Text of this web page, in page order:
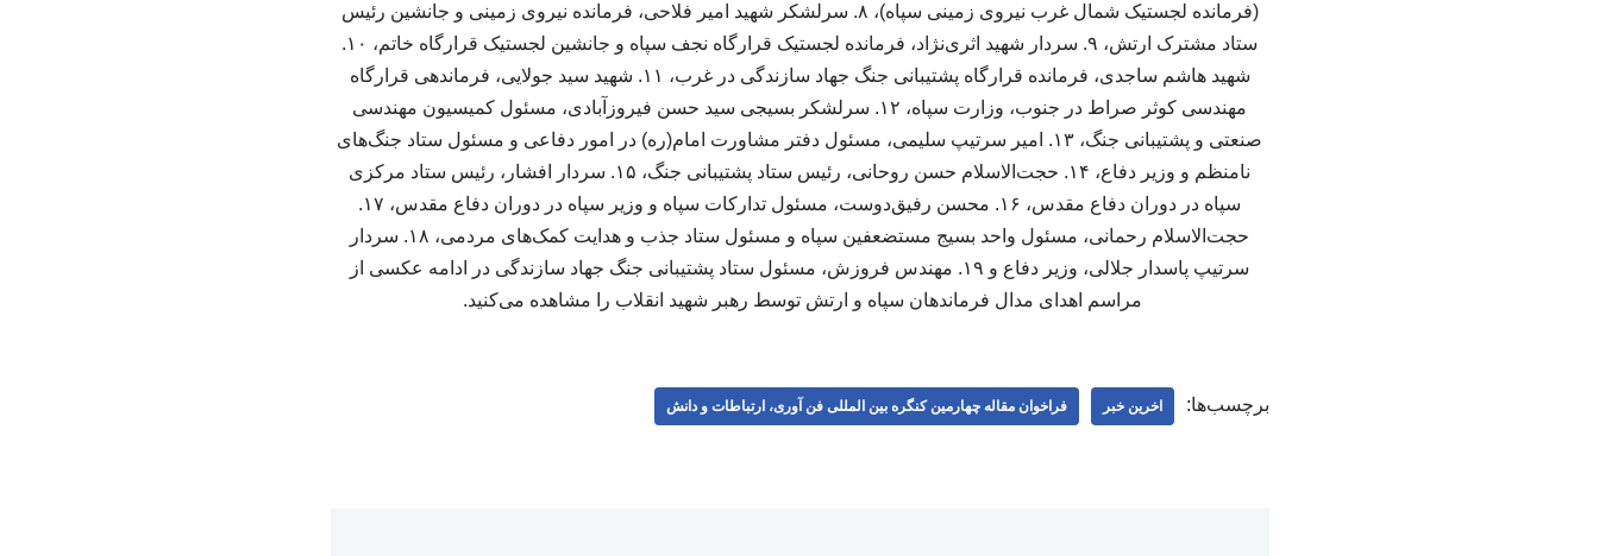
(فرمانده لجستیک شمال غرب نیروی زمینی سپاه)، ۸. سرلشکر شهید امیر فلاحی، فرمانده نیروی زمینی و جانشین رئیس
ستاد مشترک ارتش، ۹. سردار شهید اثری‌نژاد، فرمانده لجستیک قرارگاه نجف سپاه و جانشین لجستیک قرارگاه خاتم، ۱۰.
شهید هاشم ساجدی، فرمانده قرارگاه پشتیبانی جنگ جهاد سازندگی در غرب، ۱۱. شهید سید جولایی، فرماندهی قرارگاه
مهندسی کوثر صراط در جنوب، وزارت سپاه، ۱۲. سرلشکر بسیجی سید حسن فیروزآبادی، مسئول کمیسیون مهندسی
صنعتی و پشتیبانی جنگ، ۱۳. امیر سرتیپ سلیمی، مسئول دفتر مشاورت امام(ره) در امور دفاعی و مسئول ستاد جنگ‌های
نامنظم و وزیر دفاع، ۱۴. حجت‌الاسلام حسن روحانی، رئیس ستاد پشتیبانی جنگ، ۱۵. سردار افشار، رئیس ستاد مرکزی
سپاه در دوران دفاع مقدس، ۱۶. محسن رفیق‌دوست، مسئول تدارکات سپاه و وزیر سپاه در دوران دفاع مقدس، ۱۷.
حجت‌الاسلام رحمانی، مسئول واحد بسیج مستضعفین سپاه و مسئول ستاد جذب و هدایت کمک‌های مردمی، ۱۸. سردار
سرتیپ پاسدار جلالی، وزیر دفاع و ۱۹. مهندس فروزش، مسئول ستاد پشتیبانی جنگ جهاد سازندگی در ادامه عکسی از
مراسم اهدای مدال فرماندهان سپاه و ارتش توسط رهبر شهید انقلاب را مشاهده می‌کنید.
برچسب‌ها: اخرین خبر فراخوان مقاله چهارمین کنگره بین المللی فن آوری، ارتباطات و دانش